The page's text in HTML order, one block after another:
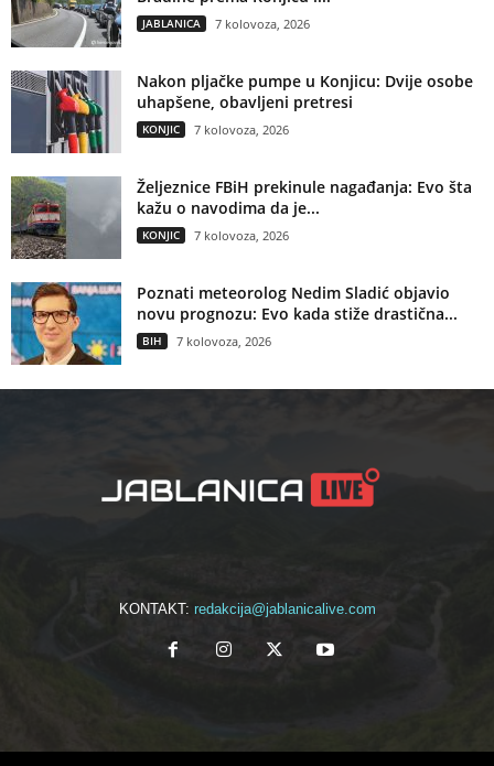
JABLANICA 7 kolovoza, 2026
Nakon pljačke pumpe u Konjicu: Dvije osobe
uhapšene, obavljeni pretresi
KONJIC 7 kolovoza, 2026
Željeznice FBiH prekinule nagađanja: Evo šta
kažu o navodima da je...
KONJIC 7 kolovoza, 2026
Poznati meteorolog Nedim Sladić objavio
novu prognozu: Evo kada stiže drastična...
BIH 7 kolovoza, 2026
KONTAKT: redakcija@jablanicalive.com